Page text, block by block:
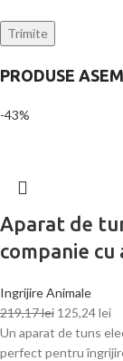
PRODUSE
-43%
Aparat de
companie cu
Ingrijire Animale
219,17lei 125,24lei
Un aparat de tuns
perfect pentru